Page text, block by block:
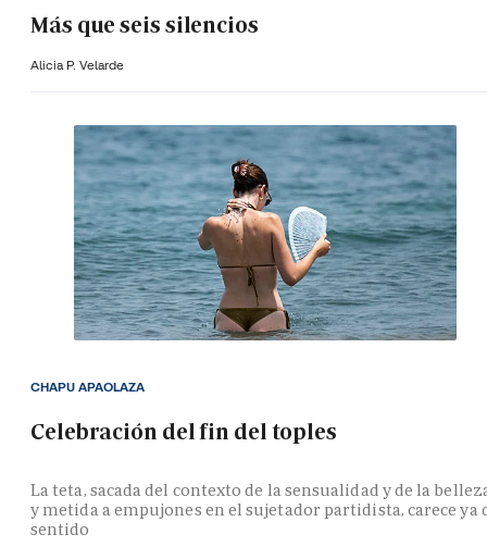
Más que seis silencios
Alicia P. Velarde
Celebración del fin del toples
La teta, sacada del contexto de la sensualidad y de la
y metida a empujones en el sujetador partidista, carece ya
sentido
CHAPU APAOLAZA